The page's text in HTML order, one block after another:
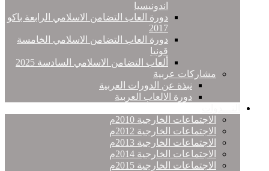
اندونيسيا
دورة العاب التضامن الاسلامي الرابعة باكو
2017
دورة العاب التضامن الاسلامي الخامسة
قونيا
ألعاب التضامن الاسلامي السادسة 2025
مشاركات عربية
نبذة عن الدورات العربية
دورة الالعاب العربية
الاجتماعات الخارجية 2010م
الاجتماعات الخارجية 2012م
الاجتماعات الخارجية 2013م
الاجتماعات الخارجية 2014م
الاجتماعات الخارجية 2015م